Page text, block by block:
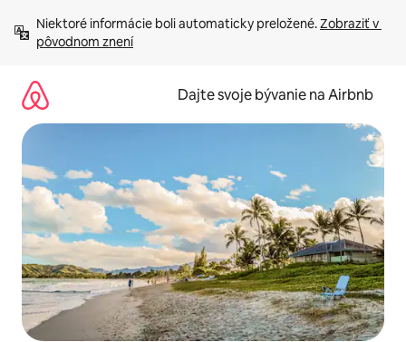
obsah.
Niektoré informácie boli automaticky preložené. Zobraziť v
pôvodnom znení
Dajte svoje bývanie na Airbnb